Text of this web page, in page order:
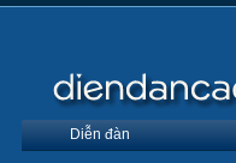
Diễn đàn